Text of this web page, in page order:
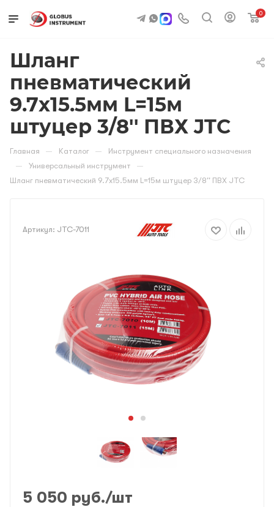
0
Шланг
пневматический
9.7х15.5мм L=15м
штуцер 3/8'' ПВХ JTC
Главная — Каталог — Инструмент специального назначения
— Универсальный инструмент —
Шланг пневматический 9.7х15.5мм L=15м штуцер 3/8'' ПВХ JTC
Артикул: JTC-7011
5 050 руб./шт